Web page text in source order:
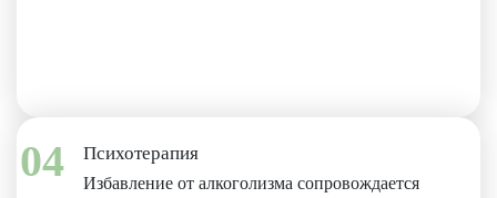
04 Психотерапия
Избавление от алкоголизма сопровождается